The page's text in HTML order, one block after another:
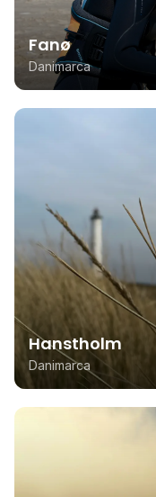
Fanø
Danimarca
Hanstholm
Danimarca